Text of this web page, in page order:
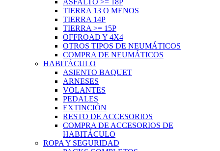
ASFALTO >= 18P
TIERRA 13 O MENOS
TIERRA 14P
TIERRA >= 15P
OFFROAD Y 4X4
OTROS TIPOS DE NEUMÁTICOS
COMPRA DE NEUMÁTICOS
HABITÁCULO
ASIENTO BAQUET
ARNESES
VOLANTES
PEDALES
EXTINCIÓN
RESTO DE ACCESORIOS
COMPRA DE ACCESORIOS DE
HABITÁCULO
ROPA Y SEGURIDAD